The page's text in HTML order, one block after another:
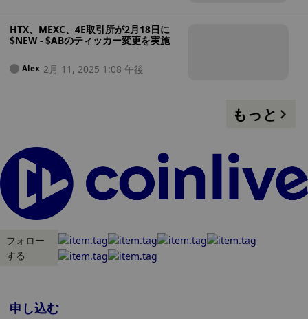
HTX、MEXC、4E取引所が2月18日に
$NEW - $ABのティッカー変更を実施
Alex 2月 11, 2025 1:08 午後
もっと
フォロー
する
申し込む